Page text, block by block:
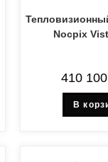
Nocpix
410 100
В